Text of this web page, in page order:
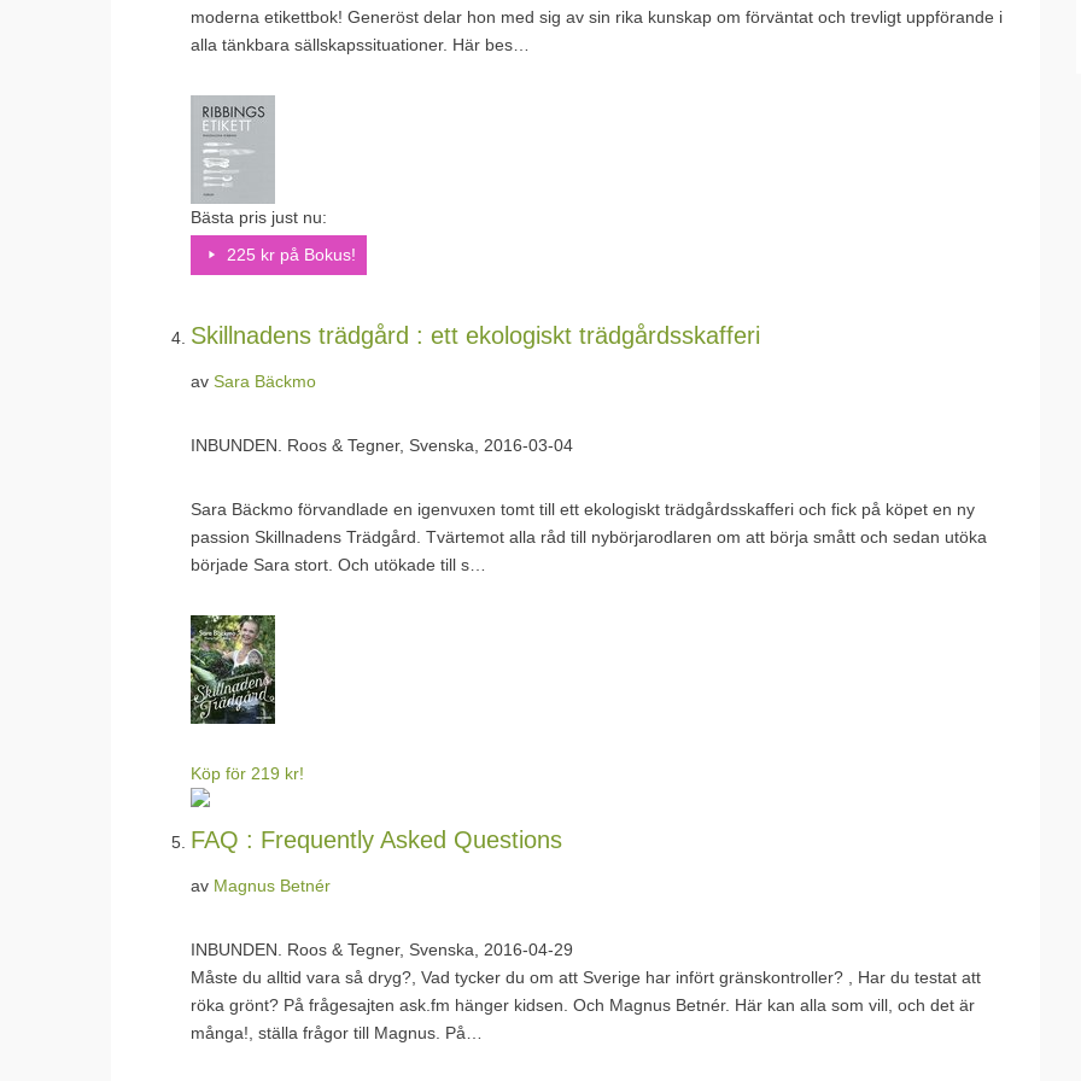
moderna etikettbok! Generöst delar hon med sig av sin rika kunskap om förväntat och trevligt uppförande i
alla tänkbara sällskapssituationer. Här bes…
Bästa pris just nu:
225 kr på Bokus!
Skillnadens trädgård : ett ekologiskt trädgårdsskafferi
av Sara Bäckmo
INBUNDEN. Roos & Tegner, Svenska, 2016-03-04
Sara Bäckmo förvandlade en igenvuxen tomt till ett ekologiskt trädgårdsskafferi och fick på köpet en ny
passion Skillnadens Trädgård. Tvärtemot alla råd till nybörjarodlaren om att börja smått och sedan utöka
började Sara stort. Och utökade till s…
Köp för 219 kr!
FAQ : Frequently Asked Questions
av Magnus Betnér
INBUNDEN. Roos & Tegner, Svenska, 2016-04-29
Måste du alltid vara så dryg?, Vad tycker du om att Sverige har infört gränskontroller? , Har du testat att
röka grönt? På frågesajten ask.fm hänger kidsen. Och Magnus Betnér. Här kan alla som vill, och det är
många!, ställa frågor till Magnus. På…